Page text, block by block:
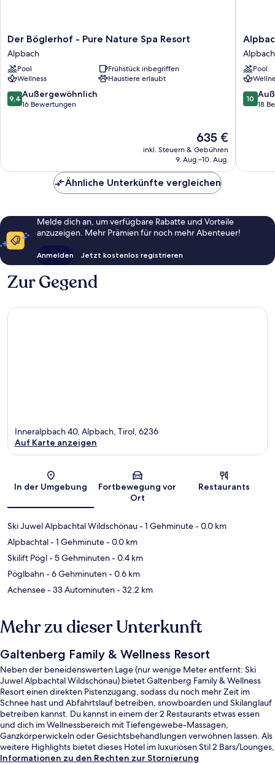
Der
Böglerhof
-
Pure
Nature
Spa
Resort
Der Böglerhof - Pure Nature Spa Resort
Alpbach
Pool
Frühstück inbegriffen
Wellness
Haustiere erlaubt
9.4
von
9,4 Außergewöhnlich
16 Bewertungen
Der
Preis
beträgt
635 €
inkl. Steuern & Gebühren
9. Aug.–10. Aug.
–
&
Spa
Resort
Alpbach
Alpbach
Pool
10.0
von
10
18
Ähnliche Unterkünfte vergleichen
Melde dich an, um verfügbare Rabatte und Vorteile
anzuzeigen. Mehr Prämien für noch mehr Abenteuer!
Anmelden Jetzt kostenlos registrieren
Zur Gegend
Karte
Inneralpbach 40, Alpbach, Tirol, 6236
Auf Karte anzeigen
In der Umgebung
Fortbewegung vor
Ort
Restaurants
Ski Juwel Alpbachtal Wildschönau- 1 Gehminute- 0.0 km
Alpbachtal- 1 Gehminute- 0.0 km
Skilift Pögl- 5 Gehminuten- 0.4 km
Pöglbahn- 6 Gehminuten- 0.6 km
Achensee- 33 Autominuten- 32.2 km
Mehr zu dieser Unterkunft
Galtenberg Family & Wellness Resort
Neben der beneidenswerten Lage (nur wenige Meter entfernt: Ski
Juwel Alpbachtal Wildschönau) bietet Galtenberg Family & Wellness
Resort einen direkten Pistenzugang, sodass du noch mehr Zeit im
Schnee hast und Abfahrtslauf betreiben, snowboarden und Skilanglauf
betreiben kannst. Du kannst in einem der 2 Restaurants etwas essen
und dich im Wellnessbereich mit Tiefengewebe-Massagen,
Ganzkörperwickeln oder Gesichtsbehandlungen verwöhnen lassen. Als
weitere Highlights bietet dieses Hotel im luxuriösen Stil 2 Bars/Lounges,
einen Innenpool und einen Außenpool. Von Skipässen, einem Skiraum,
Informationen zu den Rechten zur Stornierung